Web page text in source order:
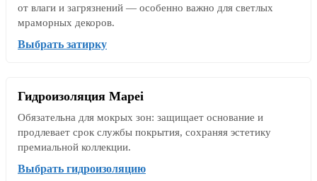
от влаги и загрязнений — особенно важно для светлых
мраморных декоров.
Выбрать затирку
Гидроизоляция Mapei
Обязательна для мокрых зон: защищает основание и
продлевает срок службы покрытия, сохраняя эстетику
премиальной коллекции.
Выбрать гидроизоляцию